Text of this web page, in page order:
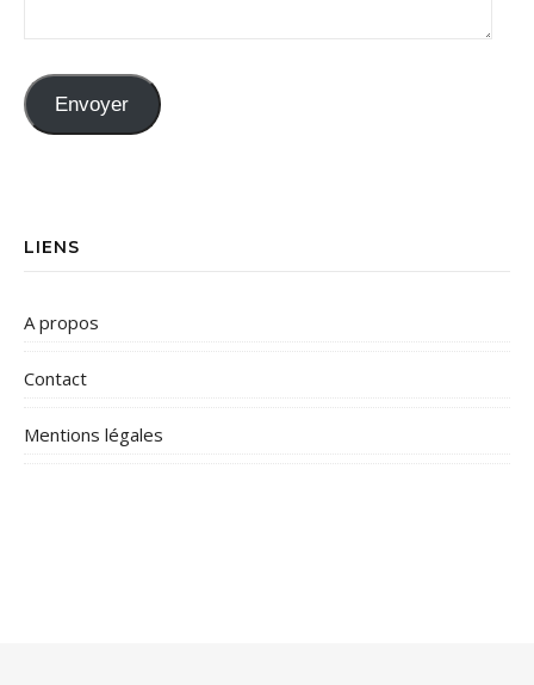
Envoyer
LIENS
A propos
Contact
Mentions légales